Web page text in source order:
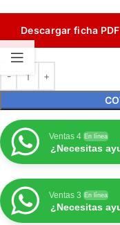
Descargar ficha PDF
Ventas 4 En línea
¿Necesitas
Ventas 3 En línea
¿Necesitas